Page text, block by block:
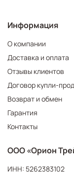
Информация
О компании
Доставка и оплата
Отзывы клиентов
Договор купли-
Возврат и обмен
Гарантия
Контакты
ООО «Орион
ИНН: 5262383102